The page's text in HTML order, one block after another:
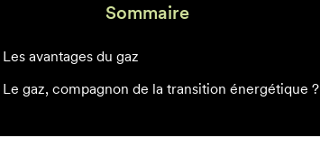
Sommaire
Les avantages du gaz
Le gaz, compagnon de la transition énergétique ?